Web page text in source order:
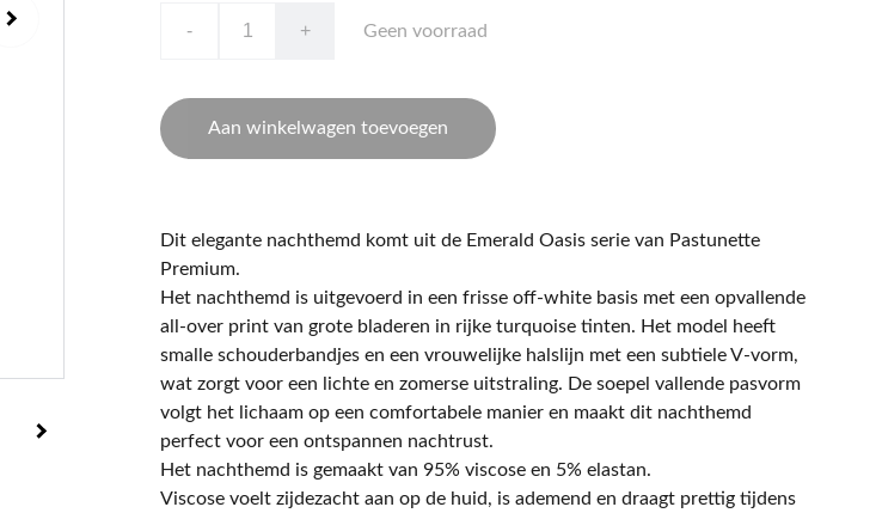
- + Geen voorraad
Aan winkelwagen toevoegen
Dit elegante nachthemd komt uit de Emerald Oasis serie van Pastunette
Premium.
Het nachthemd is uitgevoerd in een frisse off-white basis met een opvallende
all-over print van grote bladeren in rijke turquoise tinten. Het model heeft
smalle schouderbandjes en een vrouwelijke halslijn met een subtiele V-vorm,
wat zorgt voor een lichte en zomerse uitstraling. De soepel vallende pasvorm
volgt het lichaam op een comfortabele manier en maakt dit nachthemd
perfect voor een ontspannen nachtrust.
Het nachthemd is gemaakt van 95% viscose en 5% elastan.
Viscose voelt zijdezacht aan op de huid, is ademend en draagt prettig tijdens